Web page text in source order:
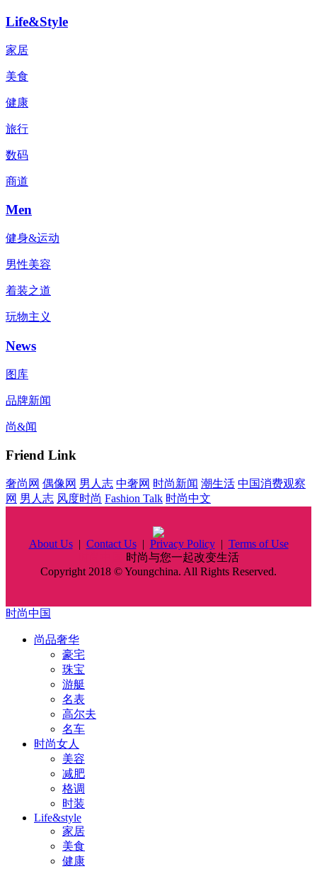
Life&Style
家居
美食
健康
旅行
数码
商道
Men
健身&运动
男性美容
着装之道
玩物主义
News
图库
品牌新闻
尚&闻
Friend Link
奢尚网 偶像网 男人志 中奢网 时尚新闻 潮生活 中国消费观察
网 男人志 风度时尚 Fashion Talk 时尚中文
About Us| Contact Us| Privacy Policy| Terms of Use
时尚与您一起改变生活
Copyright 2018 © Youngchina. All Rights Reserved.
时尚中国
尚品奢华
豪宅
珠宝
游艇
名表
高尔夫
名车
时尚女人
美容
减肥
格调
时装
Life&style
家居
美食
健康